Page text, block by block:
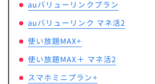
iPhone17eを購入するときは、
しょう。
STEP.
購入するスマホを選択する
auバリューリンクプラン
auバリューリンク マネ活2
使い放題MAX+
使い放題MAX＋ マネ活2
スマホミニプラン+